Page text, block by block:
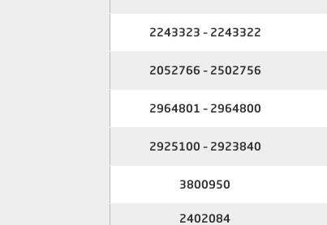
2243322 – 2243323
2502756 – 2052766
2964800 – 2964801
2923840 – 2925100
3800950
2402084